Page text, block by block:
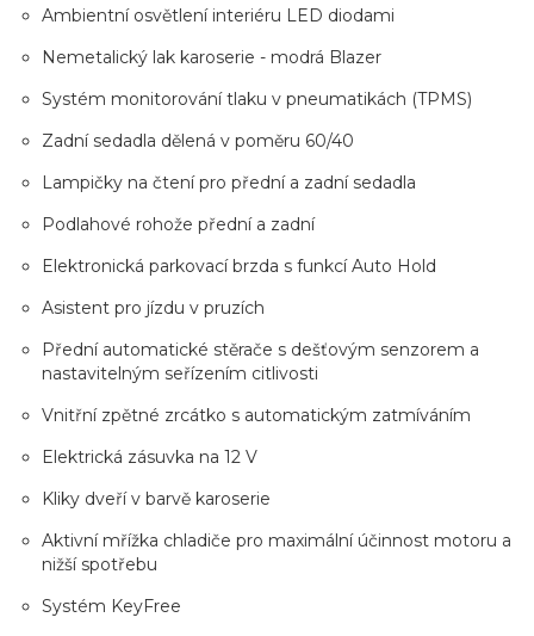
Ambientní osvětlení interiéru LED diodami
Nemetalický lak karoserie - modrá Blazer
Systém monitorování tlaku v pneumatikách (TPMS)
Zadní sedadla dělená v poměru 60/40
Lampičky na čtení pro přední a zadní sedadla
Podlahové rohože přední a zadní
Elektronická parkovací brzda s funkcí Auto Hold
Asistent pro jízdu v pruzích
Přední automatické stěrače s dešťovým senzorem a
nastavitelným seřízením citlivosti
Vnitřní zpětné zrcátko s automatickým zatmíváním
Elektrická zásuvka na 12 V
Kliky dveří v barvě karoserie
Aktivní mřížka chladiče pro maximální účinnost motoru a
nižší spotřebu
Systém KeyFree